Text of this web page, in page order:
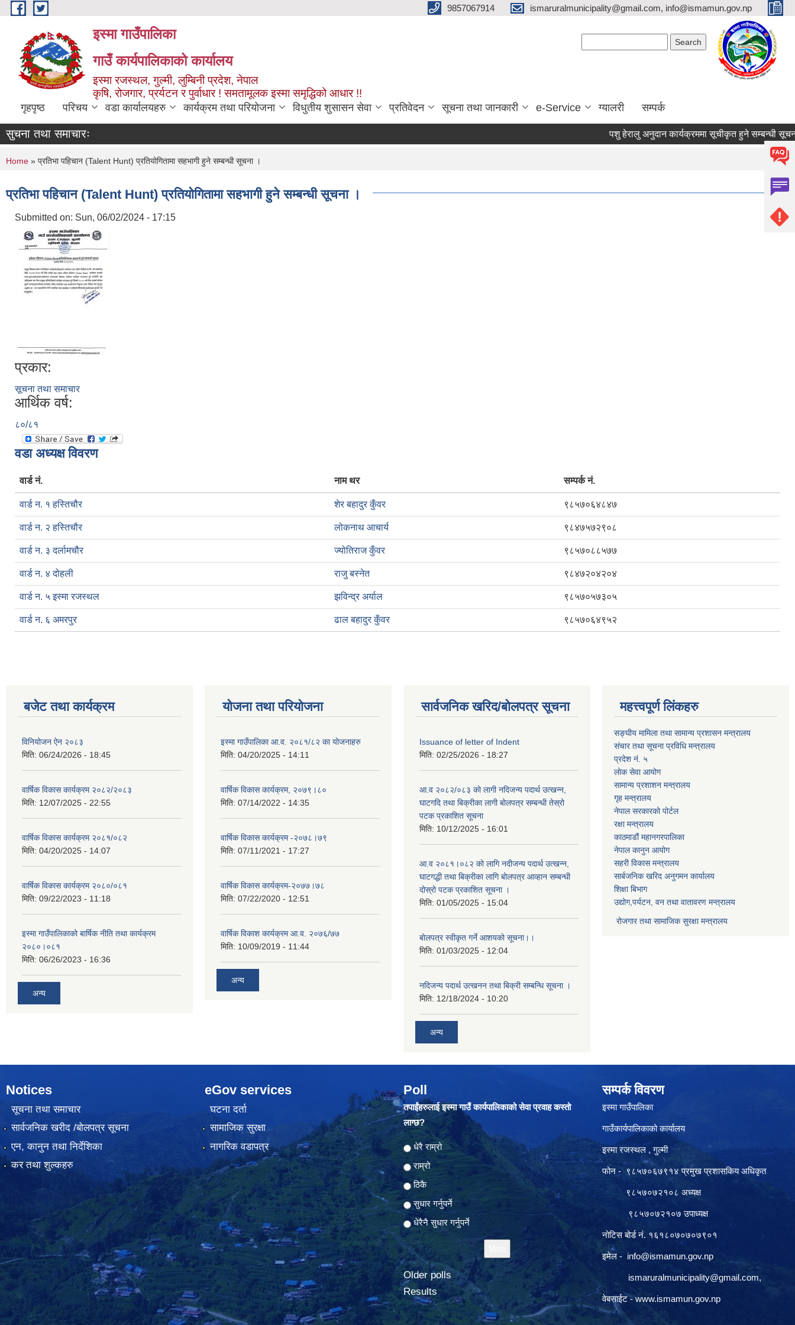
Skip to main content 9857067914 ismaruralmunicipality@gmail.com, info@ismamun.gov.np
इस्मा गाउँपालिका
गाउँ कार्यपालिकाको कार्यालय
इस्मा रजस्थल, गुल्मी, लुम्बिनी प्रदेश, नेपाल
कृषि, रोजगार, प्रर्यटन र पुर्वाधार ! समतामूलक इस्मा समृद्धिको आधार !!
गृहपृष्ठ परिचय वडा कार्यालयहरु कार्यक्रम तथा परियोजना विधुतीय शुसासन सेवा प्रतिवेदन सूचना तथा जानकारी e-Service ग्यालरी सम्पर्क
सुचना तथा समाचारः पशु हेरालु अनुदान कार्यक्रममा सूचीकृत हुने सम्बन्धी सूचना ।
You are here
Home » प्रतिभा पहिचान (Talent Hunt) प्रतियोगितामा सहभागी हुने सम्बन्धी सूचना ।
प्रतिभा पहिचान (Talent Hunt) प्रतियोगितामा सहभागी हुने सम्बन्धी सूचना ।
Submitted on: Sun, 06/02/2024 - 17:15
प्रकार:
सूचना तथा समाचार
आर्थिक वर्ष:
८०/८१
वडा अध्यक्ष विवरण
वार्ड नं. नाम थर सम्पर्क नं.
वार्ड न. १ हस्तिचौर शेर बहादुर कुँवर ९८५७०६४८४७
वार्ड न. २ हस्तिचौर लोकनाथ आचार्य ९८४७५७२९०८
वार्ड न. ३ दर्लामचौर ज्योतिराज कुँवर ९८५७०८८५७७
वार्ड न. ४ दोहली राजु बस्नेत ९८४७२०४२०४
वार्ड न. ५ इस्मा रजस्थल झविन्द्र अर्याल ९८५७०५७३०५
वार्ड न. ६ अमरपुर ढाल बहादुर कुँवर ९८५७०६४९५२
बजेट तथा कार्यक्रम
विनियोजन ऐन २०८३
मिति: 06/24/2026 - 18:45
वार्षिक विकास कार्यक्रम २०८२/२०८३
मिति: 12/07/2025 - 22:55
वार्षिक विकास कार्यक्रम २०८१/०८२
मिति: 04/20/2025 - 14:07
वार्षिक विकास कार्यक्रम २०८०/०८१
मिति: 09/22/2023 - 11:18
इस्मा गाउँपालिकाको बार्षिक नीति तथा कार्यक्रम
२०८०।०८१
मिति: 06/26/2023 - 16:36
अन्य
योजना तथा परियोजना
इस्मा गाउँपालिका आ.व. २०८१/८२ का योजनाहरु
मिति: 04/20/2025 - 14:11
वार्षिक विकास कार्यक्रम, २०७९।८०
मिति: 07/14/2022 - 14:35
वार्षिक विकास कार्यक्रम -२०७८।७९
मिति: 07/11/2021 - 17:27
वार्षिक विकास कार्यक्रम-२०७७।७८
मिति: 07/22/2020 - 12:51
वार्षिक विकाश कार्यक्रम आ.व. २०७६/७७
मिति: 10/09/2019 - 11:44
अन्य
सार्वजनिक खरिद/बोलपत्र सूचना
Issuance of letter of Indent
मिति: 02/25/2026 - 18:27
आ.व २०८२/०८३ को लागी नदिजन्य पदार्थ उत्खन्न,
घाटगदि तथा बिक्रीका लागी बोलपत्र सम्बन्धी तेस्रो
पटक प्रकाशित सूचना
मिति: 10/12/2025 - 16:01
आ.व २०८१।०८२ को लागि नदीजन्य पदार्थ उत्खन्न,
घाटगद्धी तथा बिक्रीका लागि बोलपत्र आव्हान सम्बन्धी
दोस्रो पटक प्रकाशित सूचना ।
मिति: 01/05/2025 - 15:04
बोलपत्र स्वीकृत गर्ने आशयको सूचना।।
मिति: 01/03/2025 - 12:04
नदिजन्य पदार्थ उत्खनन तथा बिक्री सम्बन्धि सूचना ।
मिति: 12/18/2024 - 10:20
अन्य
महत्त्वपूर्ण लिंकहरु
सङ्घीय मामिला तथा सामान्य प्रशासन मन्त्रालय
संचार तथा सूचना प्रविधि मन्त्रालय
प्रदेश नं. ५
लोक सेवा आयोग
सामान्य प्रशाशन मन्त्रालय
गृह मन्त्रालय
नेपाल सरकारको पोर्टल
रक्षा मन्त्रालय
काठमाडौं महानगरपालिका
नेपाल कानुन आयोग
सहरी विकास मन्त्रालय
सार्बजनिक खरिद अनुगमन कार्यालय
शिक्षा बिभाग
उद्योग,पर्यटन, वन तथा वातावरण मन्त्रालय
रोजगार तथा सामाजिक सुरक्षा मन्त्रालय
Notices
सूचना तथा समाचार
सार्वजनिक खरीद /बोलपत्र सूचना
एन, कानुन तथा निर्देशिका
कर तथा शुल्कहरु
eGov services
घटना दर्ता
सामाजिक सुरक्षा
नागरिक वडापत्र
Poll
तपाईंहरुलाई इस्मा गाउँ कार्यपालिकाको सेवा प्रवाह कस्तो
लाग्छ?
Choices
धेरै राम्रो
राम्रो
ठिकै
सुधार गर्नुपर्ने
धेरैनै सुधार गर्नुपर्ने
Older polls
Results
सम्पर्क विवरण
इस्मा गाउँपालिका
गाउँकार्यपालिकाको कार्यालय
इस्मा रजस्थल , गुल्मी
फोन - ९८५७०६७९१४ प्रमुख प्रशासकिय अधिकृत
९८५७०७२१०८ अध्यक्ष
९८५७०७२१०७ उपाध्यक्ष
नोटिस बोर्ड नं. १६१८०७०७०७९०१
इमेल - info@ismamun.gov.np
ismaruralmunicipality@gmail.com,
वेबसाईट -www.ismamun.gov.np